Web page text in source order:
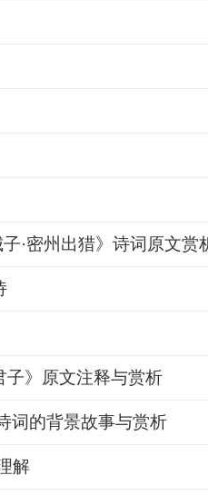
·密州出猎》诗词原文赏
子》原文注释与赏析
词的背景故事与赏析
解